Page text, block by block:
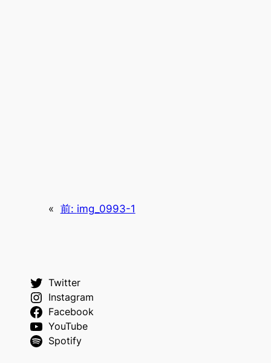
« 前: img_0993-1
Twitter
Instagram
Facebook
YouTube
Spotify